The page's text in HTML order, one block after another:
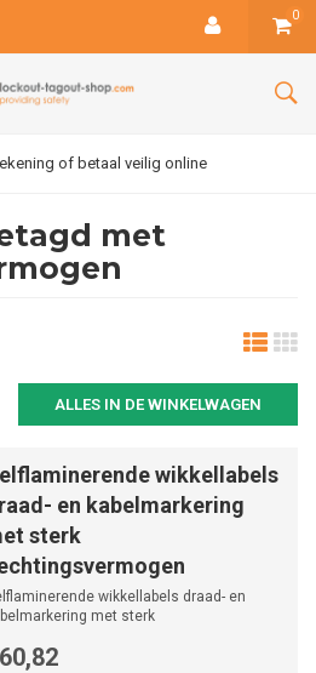
0
of betaal veilig online
met
ALLES IN DE WINKELWAGEN
wikkellabels
en kabelmarkering
sterk
wikkellabels draad- en
met sterk